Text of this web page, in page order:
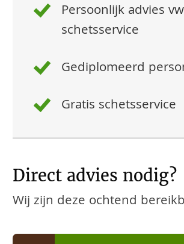
Persoonlijk advies
schetsservice
Gediplomeerd
Gratis schetsservice
Direct advies nodig?
Wij zijn deze ochtend